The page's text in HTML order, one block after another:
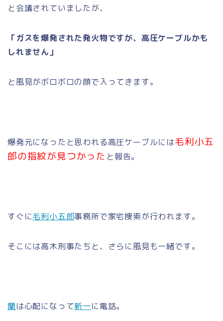
と会議されていましたが、
「ガスを爆発された発火物ですが、高圧ケーブルかも
しれません」
と風見がボロボロの顔で入ってきます。
爆発元になったと思われる高圧ケーブルには毛利小五
郎の指紋が見つかった と報告。
すぐに毛利小五郎事務所で家宅捜索が行われます。
そこには高木刑事たちと、さらに風見も一緒です。
蘭は心配になって新一に電話。